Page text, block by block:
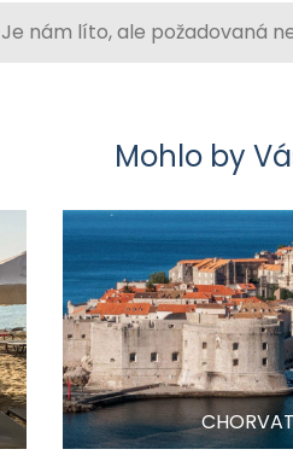
Je nám líto, ale požadovaná
Mohlo by